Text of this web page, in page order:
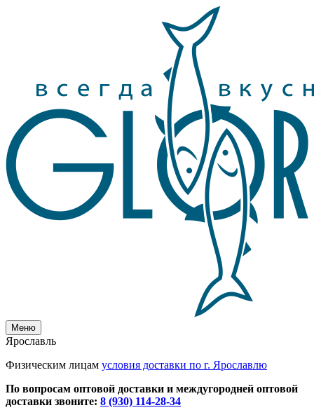
Меню
Ярославль
Физическим лицам условия доставки по г. Ярославлю
По вопросам оптовой доставки и междугородней оптовой
доставки звоните: 8 (930) 114-28-34